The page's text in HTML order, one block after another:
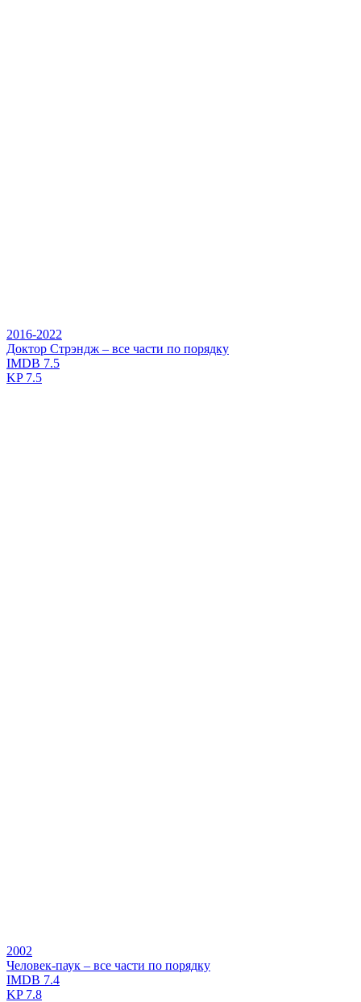
2016-2022
Доктор Стрэндж – все части по порядку
IMDB 7.5
KP7.5
2002
Человек-паук – все части по порядку
IMDB 7.4
KP7.8